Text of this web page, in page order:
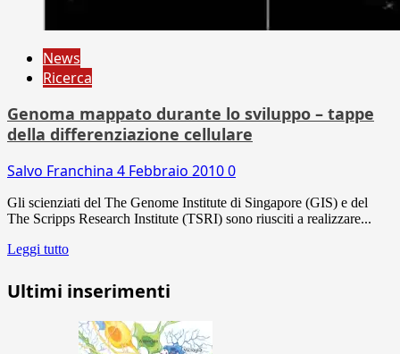
News
Ricerca
Genoma mappato durante lo sviluppo – tappe
della differenziazione cellulare
Salvo Franchina 4 Febbraio 20100
Gli scienziati del The Genome Institute di Singapore (GIS) e del
The Scripps Research Institute (TSRI) sono riusciti a realizzare...
Leggi tutto
Ultimi inserimenti